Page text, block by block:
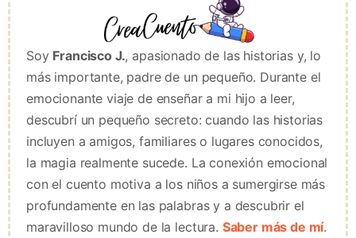
Soy Francisco J., apasionado de las historias y, lo
más importante, padre de un pequeño. Durante el
emocionante viaje de enseñar a mi hijo a leer,
descubrí un pequeño secreto: cuando las historias
incluyen a amigos, familiares o lugares conocidos,
la magia realmente sucede. La conexión emocional
con el cuento motiva a los niños a sumergirse más
profundamente en las palabras y a descubrir el
maravilloso mundo de la lectura. Saber más de mí.